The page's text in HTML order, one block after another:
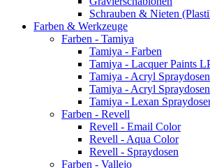
Schrauben & Nieten
Farben & Werkzeuge
Farben - Tamiya
Tamiya - Farben
Tamiya - Lacquer Paints
Tamiya - Acryl
Tamiya - Acryl
Tamiya - Lexan
Farben - Revell
Revell - Email Color
Revell - Aqua Color
Revell - Spraydosen
Farben - Vallejo